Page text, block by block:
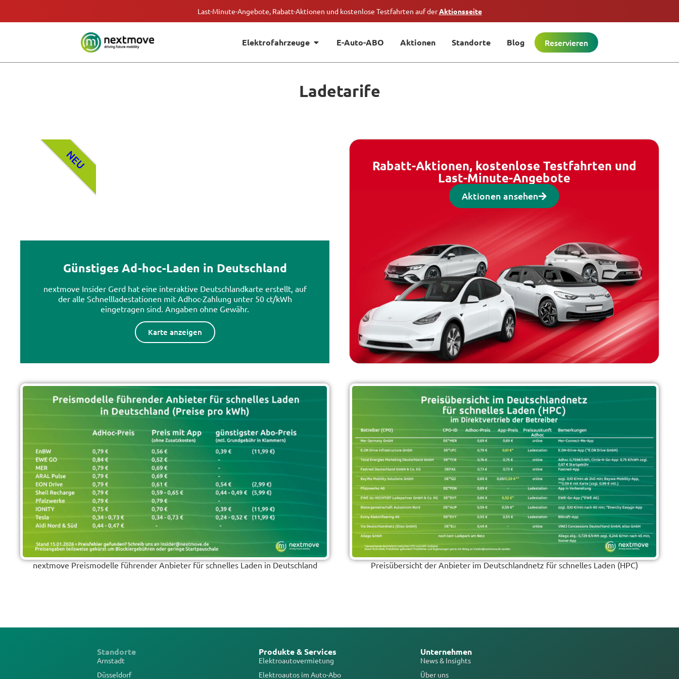
Last-Minute-Angebote, Rabatt-Aktionen und kostenlose Testfahrten auf derAktionsseite
Reservieren
Elektrofahrzeuge E-Auto-ABO Aktionen Standorte Blog
Ladetarife
Günstiges Ad-hoc-Laden in Deutschland
nextmove Insider Gerd hat eine interaktive Deutschlandkarte erstellt, auf
der alle Schnellladestationen mit Adhoc-Zahlung unter 50 ct/kWh
eingetragen sind. Angaben ohne Gewähr.
Karte anzeigen
NEU Rabatt-Aktionen, kostenlose Testfahrten und
Last-Minute-Angebote
Aktionen ansehen
nextmove Preismodelle führender Anbieter für schnelles Laden in Deutschland Preisübersicht der Anbieter im Deutschlandnetz für schnelles Laden (HPC)
Standorte
Arnstadt
Düsseldorf
Produkte & Services
Elektroautovermietung
Elektroautos im Auto-Abo
Unternehmen
News & Insights
Über uns